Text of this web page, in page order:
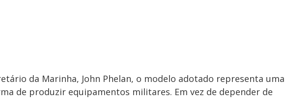
da Marinha, John Phelan, o modelo adotado representa uma
de produzir equipamentos militares. Em vez de depender de